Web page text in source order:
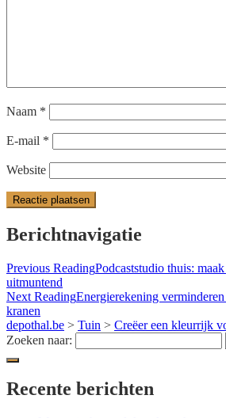
Naam *
E-mail *
Website
Berichtnavigatie
Previous ReadingPodcaststudio thuis:
uitmuntend
Next ReadingEnergierekening
kranen
depothal.be > Tuin > Creëer een kleurrijk
Zoeken naar:
Recente berichten